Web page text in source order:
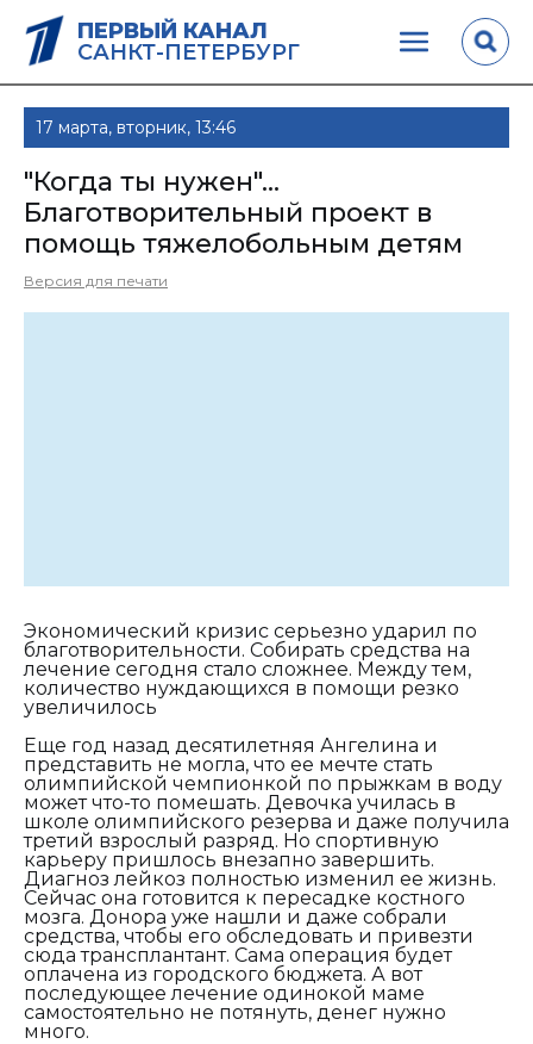
ПЕРВЫЙ КАНАЛ
САНКТ-ПЕТЕРБУРГ
17 марта, вторник, 13:46
"Когда ты нужен"...
Благотворительный проект в
помощь тяжелобольным детям
Версия для печати
Экономический кризис серьезно ударил по
благотворительности. Собирать средства на
лечение сегодня стало сложнее. Между тем,
количество нуждающихся в помощи резко
увеличилось
Еще год назад десятилетняя Ангелина и
представить не могла, что ее мечте стать
олимпийской чемпионкой по прыжкам в воду
может что-то помешать. Девочка училась в
школе олимпийского резерва и даже получила
третий взрослый разряд. Но спортивную
карьеру пришлось внезапно завершить.
Диагноз лейкоз полностью изменил ее жизнь.
Сейчас она готовится к пересадке костного
мозга. Донора уже нашли и даже собрали
средства, чтобы его обследовать и привезти
сюда трансплантант. Сама операция будет
оплачена из городского бюджета. А вот
последующее лечение одинокой маме
самостоятельно не потянуть, денег нужно
много.